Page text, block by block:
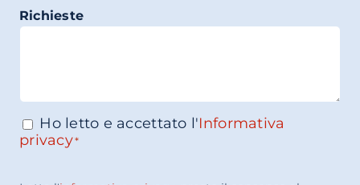
Richieste
Consenso*
Ho letto e accettato l'Informativa
privacy*